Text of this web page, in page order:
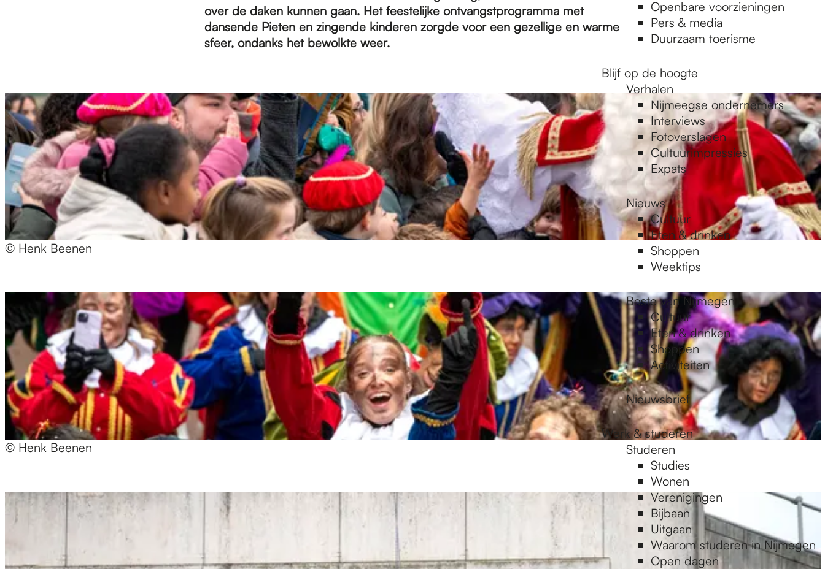
Openbare voorzieningen
Pers & media
Duurzaam toerisme
Blijf op de hoogte
Verhalen
Nijmeegse ondernemers
Interviews
Fotoverslagen
Cultuurimpressies
Expats
Nieuws
Cultuur
Eten & drinken
Shoppen
Weektips
Beste van Nijmegen
Cultuur
Eten & drinken
Shoppen
Activiteiten
Nieuwsbrief
Werk & studeren
Studeren
Studies
Wonen
Verenigingen
Bijbaan
Uitgaan
Waarom studeren in Nijmegen
Open dagen
over de daken kunnen gaan. Het feestelijke ontvangstprogramma met
dansende Pieten en zingende kinderen zorgde voor een gezellige en warme
sfeer, ondanks het bewolkte weer.​
© Henk Beenen
© Henk Beenen